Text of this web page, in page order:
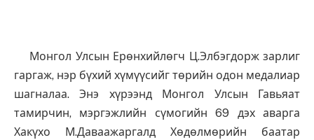
Монгол Улсын Ерөнхийлөгч Ц.Элбэгдорж зарлиг
гаргаж, нэр бүхий хүмүүсийг төрийн одон медалиар
шагналаа. Энэ хүрээнд Монгол Улсын Гавьяат
тамирчин, мэргэжлийн сүмогийн 69 дэх аварга
Хакүхо М.Даваажаргалд Хөдөлмөрийн баатар